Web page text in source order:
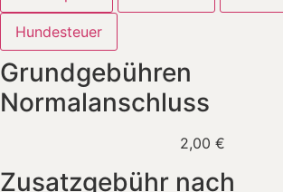
Hundesteuer
Grundgebühren
Normalanschluss
2,00 €
Zusatzgebühr nach